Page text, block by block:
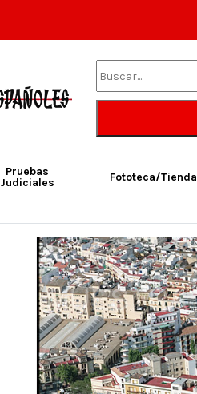
Pruebas
Judiciales
Fototeca/Tienda